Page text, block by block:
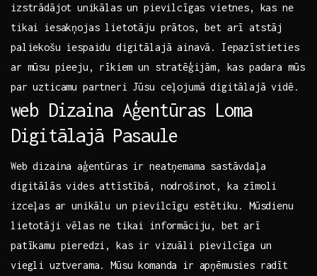
izstrādājot⁣ unikālas un pievilcīgas vietnes, kas ne
tikai iesakņojas lietotāju prātos, bet arī atstāj
paliekošu ​iespaidu digitālajā ainavā. Iepazīstieties
ar mūsu ⁤pieeju, rīkiem un stratēģijām, kas padara mūs⁣
par uzticamu partneri Jūsu​ ceļojumā digitālajā vidē.
web Dizaina Aģentūras Loma⁤
Digitālajā ‌Pasaule
Web dizaina aģentūras ir neatņemama sastāvdaļa
digitālās vides attīstībā, nodrošinot, ka zīmoli
izceļas ⁣ar unikālu un pievilcīgu ​estētiku. Mūsdienu⁢
lietotāji vēlas​ ne tikai informāciju, bet arī
patīkamu pieredzi, kas ir vizuāli pievilcīga un
viegli uztverama. Mūsu komanda ir apņēmusies radīt